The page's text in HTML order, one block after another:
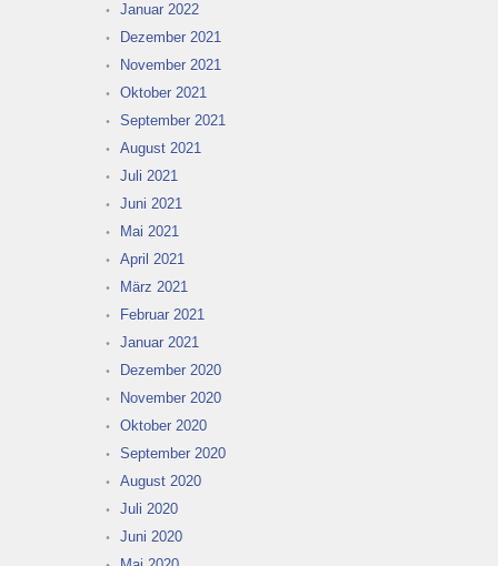
Januar 2022
Dezember 2021
November 2021
Oktober 2021
September 2021
August 2021
Juli 2021
Juni 2021
Mai 2021
April 2021
März 2021
Februar 2021
Januar 2021
Dezember 2020
November 2020
Oktober 2020
September 2020
August 2020
Juli 2020
Juni 2020